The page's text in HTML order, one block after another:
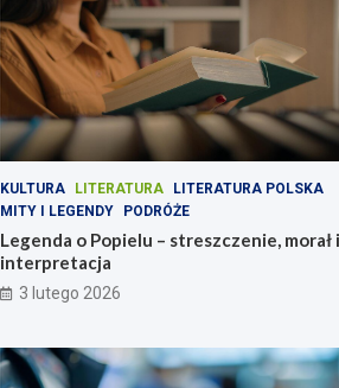
KULTURA LITERATURA
LITERATURA POLSKA
MITY I LEGENDY
PODRÓŻE
Legenda o Popielu – streszczenie, morał i
interpretacja
3 lutego 2026